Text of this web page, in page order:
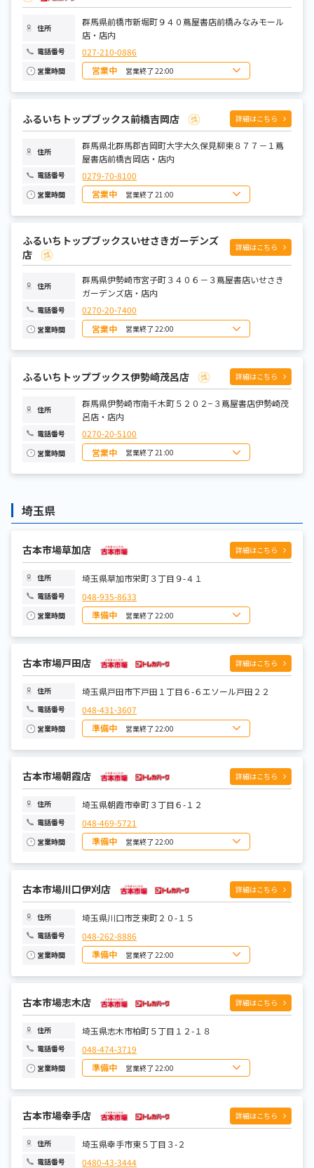
土曜日 10:00～21:00
住所
群馬県前橋市新堀町９４０蔦屋書店前橋みなみモール
店・店内
電話番号 027-210-0886
営業時間 営業中 営業終了 22:00
日曜日 8:00～22:00
月曜日
水曜日 9:00～22:00
木曜日 9:00～22:00
金曜日
土曜日 8:00～22:00
ふるいちトップブックス前橋吉岡店 詳細はこちら
住所
群馬県北群馬郡吉岡町大字大久保見柳東８７７－１蔦
屋書店前橋吉岡店・店内
電話番号 0279-70-8100
営業時間 営業中 営業終了 21:00
日曜日 9:00～21:00
月曜日
水曜日 9:00～21:00
土曜日 9:00～21:00
ふるいちトップブックスいせさきガーデンズ
店
詳細はこちら
住所
群馬県伊勢崎市宮子町３４０６－３蔦屋書店いせさき
ガーデンズ店・店内
電話番号 0270-20-7400
営業時間 営業中 営業終了 22:00
日曜日 8:00～22:00
月曜日
水曜日 9:00～22:00
木曜日 9:00～22:00
金曜日
土曜日 8:00～22:00
ふるいちトップブックス伊勢崎茂呂店 詳細はこちら
住所
群馬県伊勢崎市南千木町５２０２−３蔦屋書店伊勢崎茂
呂店・店内
電話番号 0270-20-5100
営業時間 営業中 営業終了 21:00
日曜日 9:00-21:00
土曜日 9:00-21:00
埼玉県
古本市場草加店 詳細はこちら
住所 埼玉県草加市栄町３丁目９-４１
電話番号 048-935-8633
営業時間 準備中 営業終了 22:00
日曜日 10:00~22:00
月曜日
水曜日
木曜日
金曜日
土曜日 10:00~22:00
古本市場戸田店 詳細はこちら
住所 埼玉県戸田市下戸田１丁目６-６エソール戸田２２
電話番号 048-431-3607
営業時間 準備中 営業終了 22:00
日曜日 10:00~22:00
月曜日
水曜日
木曜日
金曜日
土曜日 10:00~22:00
古本市場朝霞店 詳細はこちら
住所 埼玉県朝霞市幸町３丁目６-１２
電話番号 048-469-5721
営業時間 準備中 営業終了 22:00
日曜日 10:00~22:00
月曜日
水曜日 10:00~22:00
木曜日 10:00~22:00
金曜日
土曜日 10:00~22:00
古本市場川口伊刈店 詳細はこちら
住所 埼玉県川口市芝東町２０-１５
電話番号 048-262-8886
営業時間 準備中 営業終了 22:00
日曜日 10:00~22:00
月曜日
水曜日
木曜日
金曜日
土曜日 10:00~22:00
古本市場志木店 詳細はこちら
住所 埼玉県志木市柏町５丁目１２-１８
電話番号 048-474-3719
営業時間 準備中 営業終了 22:00
日曜日 10:00~22:00
月曜日
水曜日
木曜日
金曜日
土曜日 10:00~22:00
古本市場幸手店 詳細はこちら
住所 埼玉県幸手市東５丁目３-２
電話番号 0480-43-3444